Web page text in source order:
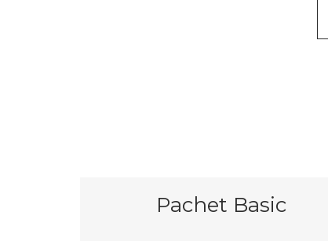
Pachet Basic